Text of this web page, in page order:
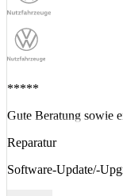
*****
Gute Beratung sowie
Reparatur
Software-Update/-